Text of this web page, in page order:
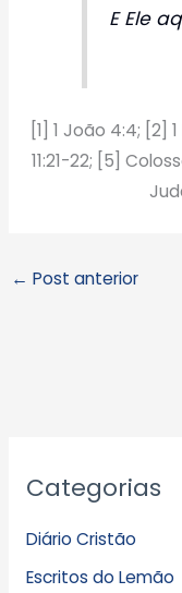
E Ele
[1] 1 João 4:4; [2]
11:21-22; [5]
← Post anterior
Categorias
Diário Cristão
Escritos do Lemão
r
i